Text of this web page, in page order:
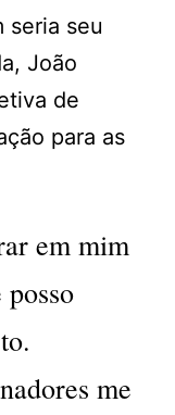
seria seu
João
de
para as
em mim
me